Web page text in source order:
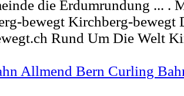
die Erdumrundung ... .
bewegt Kirchberg-bewegt
Rund Um Die Welt
Allmend Bern Curling